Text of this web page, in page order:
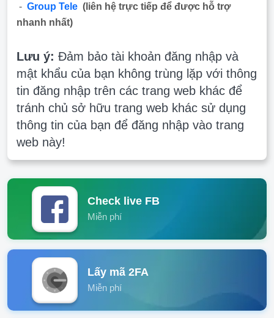
- Group Tele (liên hệ trực tiếp để được hỗ trợ
nhanh nhất)
Lưu ý: Đảm bảo tài khoản đăng nhập và
mật khẩu của bạn không trùng lặp với thông
tin đăng nhập trên các trang web khác để
tránh chủ sở hữu trang web khác sử dụng
thông tin của bạn để đăng nhập vào trang
web này!
Check live FB
Miễn phí
Lấy mã 2FA
Miễn phí